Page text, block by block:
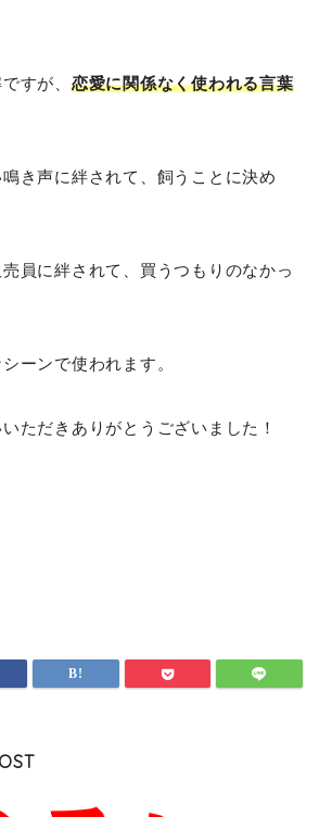
すが、 恋愛に関係なく使われる言葉
鳴き声に絆されて、飼うことに決め
売員に絆されて、買うつもりのなかっ
ーンで使われます。
ただきありがとうございました！